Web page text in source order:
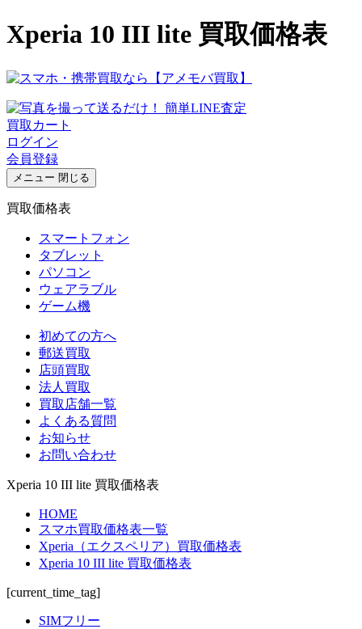
Xperia 10 III lite 買取価格表
買取カート
ログイン
会員登録
メニュー 閉じる
買取価格表
スマートフォン
タブレット
パソコン
ウェアラブル
ゲーム機
初めての方へ
郵送買取
店頭買取
法人買取
買取店舗一覧
よくある質問
お知らせ
お問い合わせ
Xperia 10 III lite 買取価格表
HOME
スマホ買取価格表一覧
Xperia（エクスペリア）買取価格表
Xperia 10 III lite 買取価格表
[current_time_tag]
SIMフリー